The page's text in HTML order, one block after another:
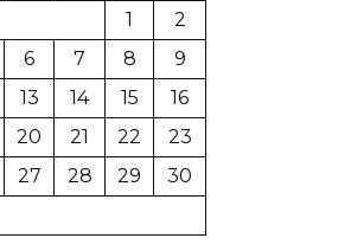
1
2
6 7 8
9
13 14 15
16
20 21 22
23
27 28 29
30